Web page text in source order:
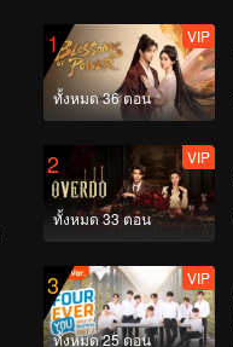
1
ทั้งหมด 36 ตอน
VIP
2
ทั้งหมด 33 ตอน
VIP
3
ทั้งหมด 25 ตอน
VIP